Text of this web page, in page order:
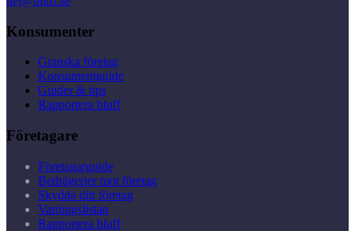
Konsumenter
Granska företag
Konsumentguide
Guider & tips
Rapportera bluff
Företagare
Företagarguide
Bedrägerier mot företag
Skydda ditt företag
Varningslistan
Rapportera bluff